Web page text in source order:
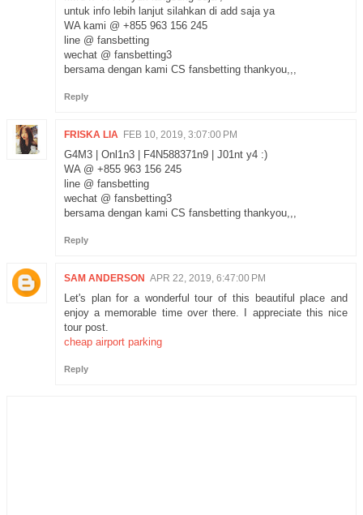
untuk info lebih lanjut silahkan di add saja ya
WA kami @ +855 963 156 245
line @ fansbetting
wechat @ fansbetting3
bersama dengan kami CS fansbetting thankyou,,,
Reply
FRISKA LIA FEB 10, 2019, 3:07:00 PM
G4M3 | Onl1n3 | F4N588371n9 | J01nt y4 :)
WA @ +855 963 156 245
line @ fansbetting
wechat @ fansbetting3
bersama dengan kami CS fansbetting thankyou,,,
Reply
SAM ANDERSON APR 22, 2019, 6:47:00 PM
Let's plan for a wonderful tour of this beautiful place and
enjoy a memorable time over there. I appreciate this nice
tour post.
cheap airport parking
Reply